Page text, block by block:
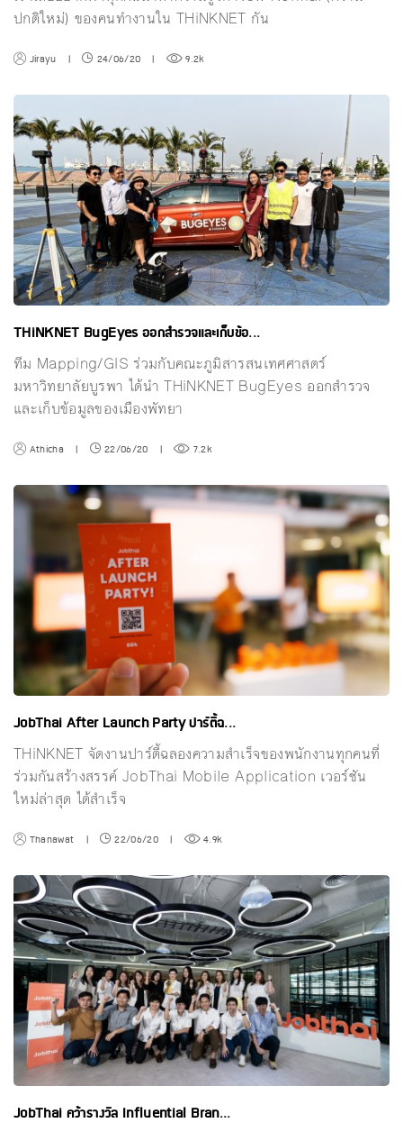
ปกติใหม่) ของคนทำงานใน THiNKNET กัน
Jirayu | 24/06/20 | 9.2k
THiNKNET BugEyes ออกสำรวจและเก็บข้อ...
ทีม Mapping/GIS ร่วมกับคณะภูมิสารสนเทศศาสตร์
มหาวิทยาลัยบูรพา ได้นำ THiNKNET BugEyes ออกสำรวจ
และเก็บข้อมูลของเมืองพัทยา
Athicha | 22/06/20 | 7.2k
JobThai After Launch Party ปาร์ตี้ฉ...
THiNKNET จัดงานปาร์ตี้ฉลองความสำเร็จของพนักงานทุกคนที่
ร่วมกันสร้างสรรค์ JobThai Mobile Application เวอร์ชัน
ใหม่ล่าสุด ได้สำเร็จ
Thanawat | 22/06/20 | 4.9k
JobThai คว้ารางวัล Influential Bran...